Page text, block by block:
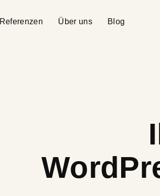
Referenzen Über uns Blog